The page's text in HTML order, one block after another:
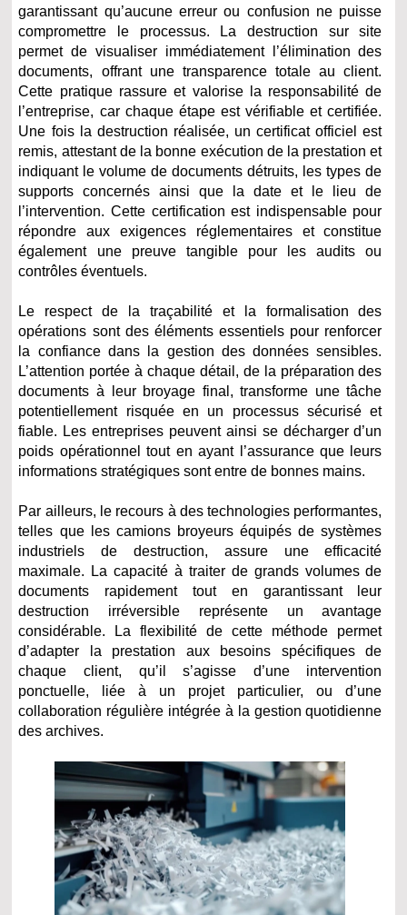
garantissant qu’aucune erreur ou confusion ne puisse
compromettre le processus. La destruction sur site
permet de visualiser immédiatement l’élimination des
documents, offrant une transparence totale au client.
Cette pratique rassure et valorise la responsabilité de
l’entreprise, car chaque étape est vérifiable et certifiée.
Une fois la destruction réalisée, un certificat officiel est
remis, attestant de la bonne exécution de la prestation et
indiquant le volume de documents détruits, les types de
supports concernés ainsi que la date et le lieu de
l’intervention. Cette certification est indispensable pour
répondre aux exigences réglementaires et constitue
également une preuve tangible pour les audits ou
contrôles éventuels.
Le respect de la traçabilité et la formalisation des
opérations sont des éléments essentiels pour renforcer
la confiance dans la gestion des données sensibles.
L’attention portée à chaque détail, de la préparation des
documents à leur broyage final, transforme une tâche
potentiellement risquée en un processus sécurisé et
fiable. Les entreprises peuvent ainsi se décharger d’un
poids opérationnel tout en ayant l’assurance que leurs
informations stratégiques sont entre de bonnes mains.
Par ailleurs, le recours à des technologies performantes,
telles que les camions broyeurs équipés de systèmes
industriels de destruction, assure une efficacité
maximale. La capacité à traiter de grands volumes de
documents rapidement tout en garantissant leur
destruction irréversible représente un avantage
considérable. La flexibilité de cette méthode permet
d’adapter la prestation aux besoins spécifiques de
chaque client, qu’il s’agisse d’une intervention
ponctuelle, liée à un projet particulier, ou d’une
collaboration régulière intégrée à la gestion quotidienne
des archives.